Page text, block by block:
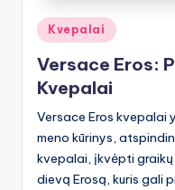
Posted
in
Kvepalai
Versace Eros:
Kvepalai
Versace Eros kvepalai
meno kūrinys,
kvepalai, įkvėpti
dievą Erosą, kuris gali